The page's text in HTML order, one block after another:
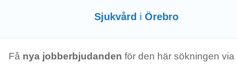
USÖ
och hållbarhet. Du samarbetar nära med andra enheter inom Barn- och
och
Sjukvård i Örebro
Få nya jobberbjudanden för den här sökningen via